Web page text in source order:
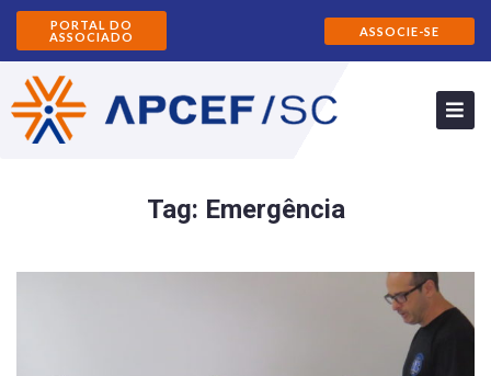
PORTAL DO
ASSOCIADO
ASSOCIE-SE
Tag: Emergência